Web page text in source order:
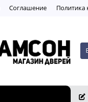
Соглашение Пoлитикa